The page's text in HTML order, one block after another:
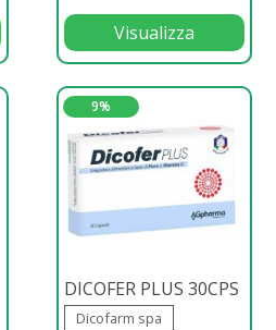
Visualizza
9%
DICOFER PLUS 30CPS
Dicofarm spa